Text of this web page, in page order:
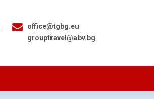
office@tgbg.eu
grouptravel@abv.bg